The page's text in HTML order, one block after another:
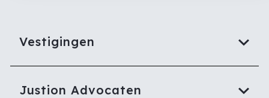
Vestigingen
Justion Advocaten